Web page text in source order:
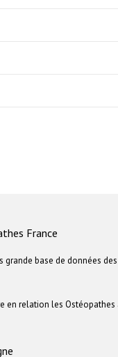
France
grande base de données
en relation les Ostéopathes